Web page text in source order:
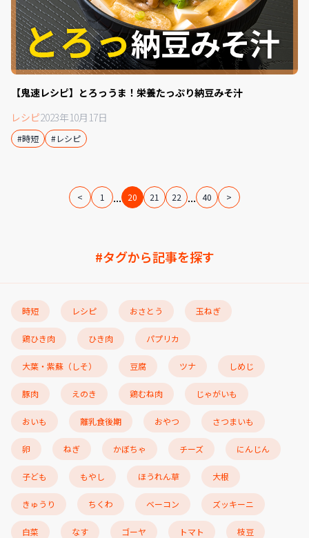
【鬼速レシピ】とろっうま！栄養たっぷり納豆みそ汁
レシピ2023年10月17日
#時短 #レシピ
< 1 ... 20 21 22 ... 40 >
#タグから記事を探す
時短 レシピ おさとう 玉ねぎ
鶏ひき肉 ひき肉 パプリカ
大葉・紫蘇（しそ） 豆腐 ツナ しめじ
豚肉 えのき 鶏むね肉 じゃがいも
おいも 離乳食後期 おやつ さつまいも
卵 ねぎ かぼちゃ チーズ にんじん
子ども もやし ほうれん草 大根
きゅうり ちくわ ベーコン ズッキーニ
白菜 なす ゴーヤ トマト 枝豆